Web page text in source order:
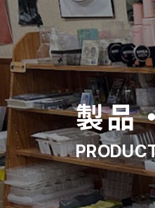
製品